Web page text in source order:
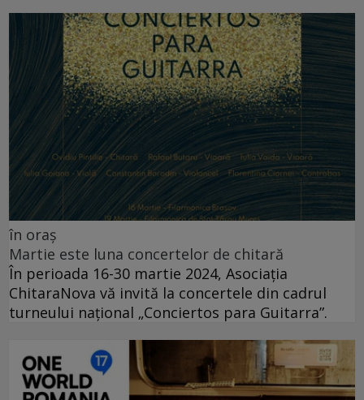
în oraș
Martie este luna concertelor de chitară
În perioada 16-30 martie 2024, Asociația
ChitaraNova vă invită la concertele din cadrul
turneului național „Conciertos para Guitarra”.